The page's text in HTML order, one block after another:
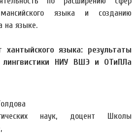
мансийского языка и созданию
на языке.
хантыйского языка: результаты
лингвистики НИУ ВШЭ и ОТиПЛа
наук, доцент Школы